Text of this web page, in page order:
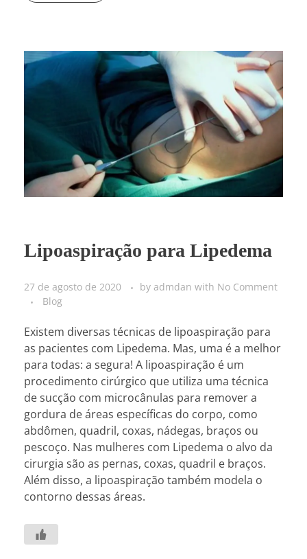
Lipoaspiração para Lipedema
27 de agosto de 2020 by admdan with No Comment
Blog
Existem diversas técnicas de lipoaspiração para
as pacientes com Lipedema. Mas, uma é a melhor
para todas: a segura! A lipoaspiração é um
procedimento cirúrgico que utiliza uma técnica
de sucção com microcânulas para remover a
gordura de áreas específicas do corpo, como
abdômen, quadril, coxas, nádegas, braços ou
pescoço. Nas mulheres com Lipedema o alvo da
cirurgia são as pernas, coxas, quadril e braços.
Além disso, a lipoaspiração também modela o
contorno dessas áreas.